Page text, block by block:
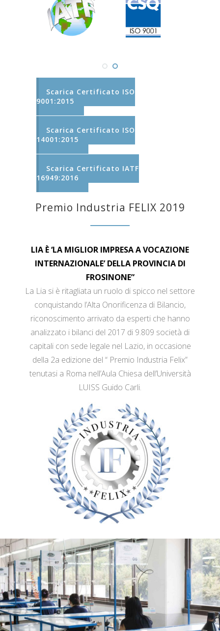
Scarica Certificato ISO
9001:2015
Scarica Certificato ISO
14001:2015
Scarica Certificato IATF
16949:2016
Premio Industria FELIX 2019
LIA È ‘LA MIGLIOR IMPRESA A VOCAZIONE
INTERNAZIONALE’ DELLA PROVINCIA DI
FROSINONE”
La Lia si è ritagliata un ruolo di spicco nel settore
conquistando l’Alta Onorificenza di Bilancio,
riconoscimento arrivato da esperti che hanno
analizzato i bilanci del 2017 di 9.809 società di
capitali con sede legale nel Lazio, in occasione
della 2a edizione del “ Premio Industria Felix”
tenutasi a Roma nell’Aula Chiesa dell’Università
LUISS Guido Carli.